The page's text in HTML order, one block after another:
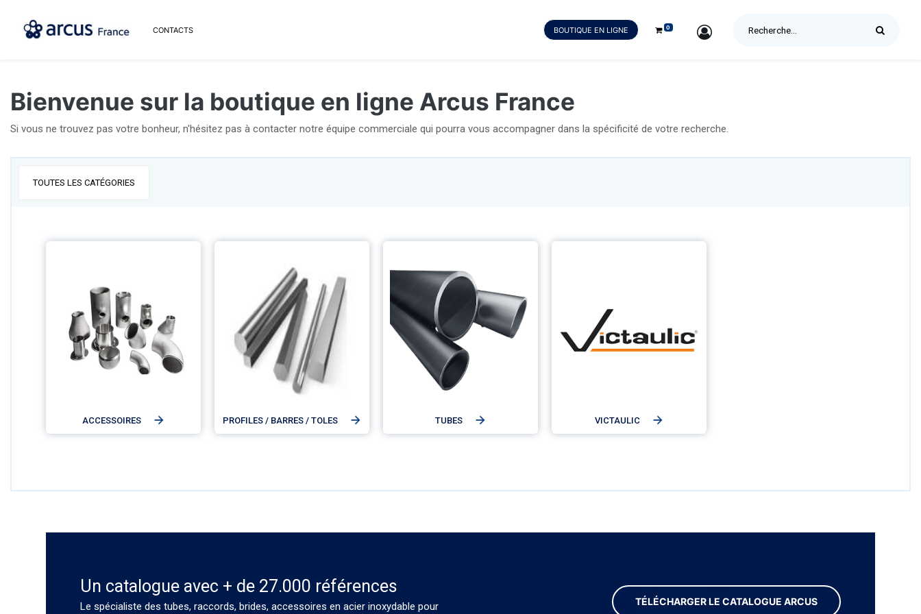
CONTACTS BOUTIQUE EN LIGNE 0 SIGN IN
Bienvenue sur la boutique en ligne Arcus France
Si vous ne trouvez pas votre bonheur, n'hésitez pas à contacter notre équipe commerciale qui pourra vous accompagner dans la spécificité de votre recherche.
TOUTES LES CATÉGORIES
ACCESSOIRES PROFILES / BARRES / TOLES TUBES VICTAULIC
Un catalogue avec + de 27.000 références
Le spécialiste des tubes, raccords, brides, accessoires en acier inoxydable pour TÉLÉCHARGER LE CATALOGUE ARCUS